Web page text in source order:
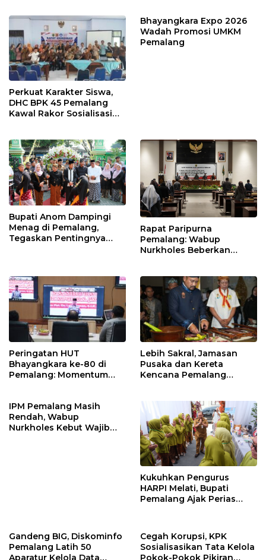
Perkuat Karakter Siswa,
DHC BPK 45 Pemalang
Kawal Rakor Sosialisasi
Bhayangkara Expo 2026
Wadah Promosi UMKM
Pemalang
Bupati Anom Dampingi
Menag di Pemalang,
Tegaskan Pentingnya
Rapat Paripurna
Pemalang: Wabup
Nurkholes Beberkan
Peringatan HUT
Bhayangkara ke-80 di
Pemalang: Momentum
Lebih Sakral, Jamasan
Pusaka dan Kereta
Kencana Pemalang
IPM Pemalang Masih
Rendah, Wabup
Nurkholes Kebut Wajib
Kukuhkan Pengurus
HARPI Melati, Bupati
Pemalang Ajak Perias
Gandeng BIG, Diskominfo
Pemalang Latih 50
Aparatur Kelola Data
Cegah Korupsi, KPK
Sosialisasikan Tata Kelola
Pokok-Pokok Pikiran